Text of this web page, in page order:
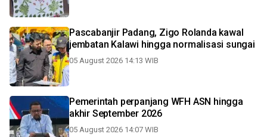
Pascabanjir Padang, Zigo Rolanda kawal
jembatan Kalawi hingga normalisasi sungai
05 August 2026 14:13 WIB
Pemerintah perpanjang WFH ASN hingga
akhir September 2026
05 August 2026 14:07 WIB